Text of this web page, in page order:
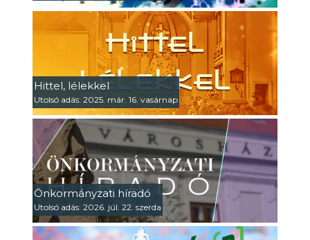
Hittel, lélekkel
Utolsó adás: 2025. már. 16. vasárnap
Önkormányzati híradó
Utolsó adás: 2026. júl. 22. szerda